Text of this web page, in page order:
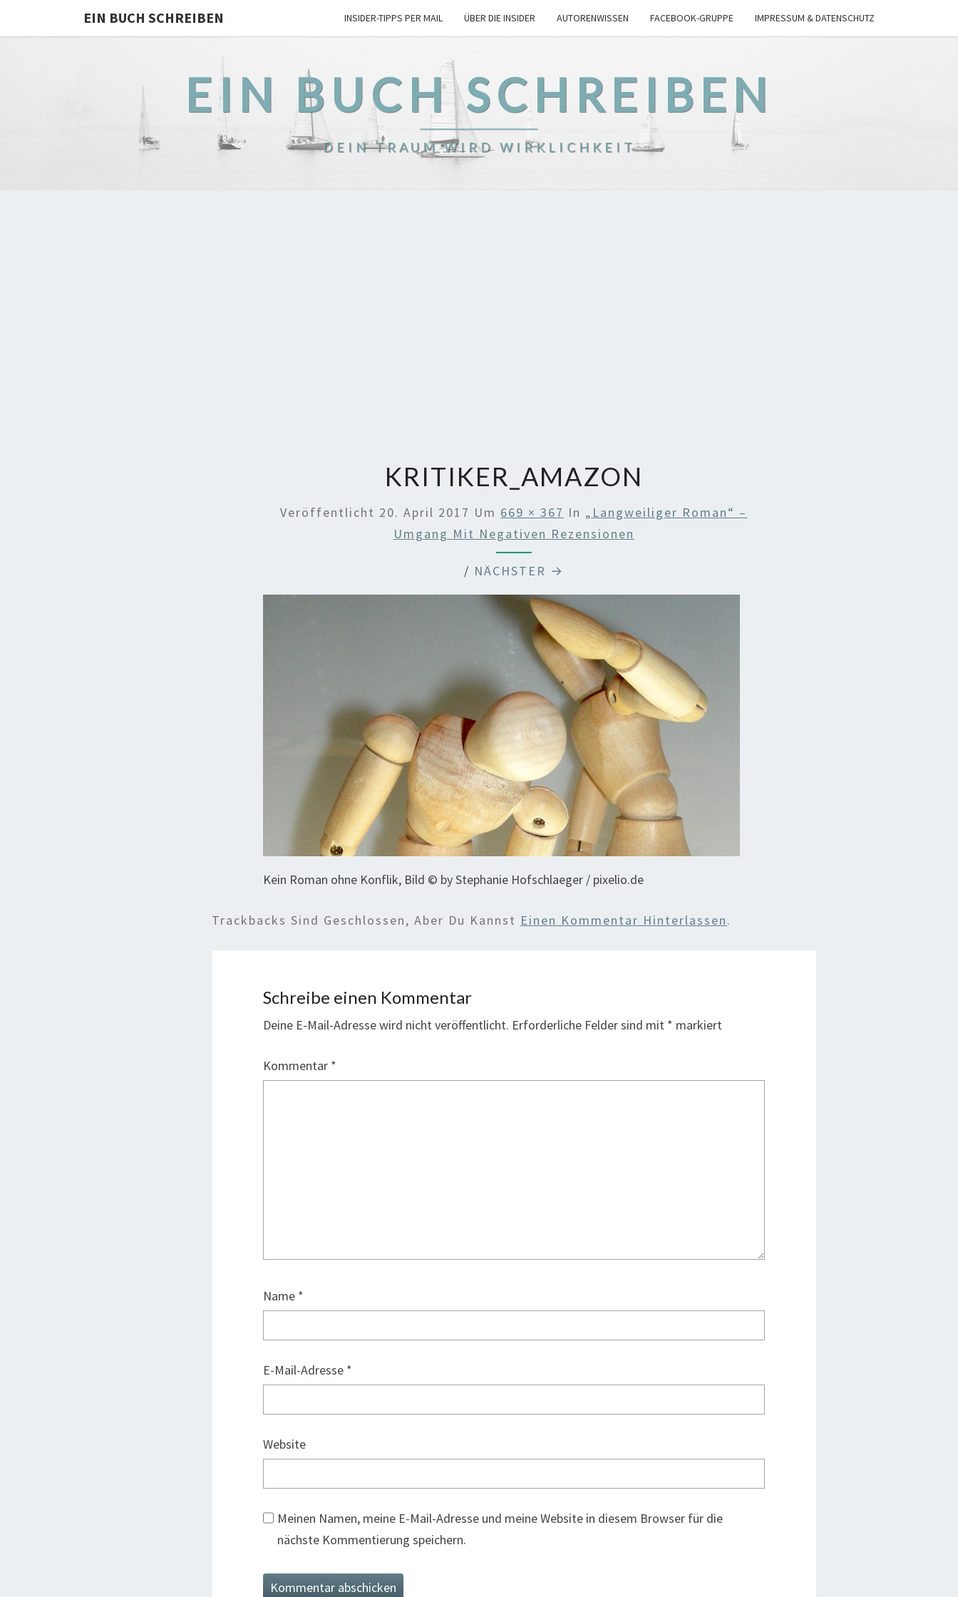
EIN BUCH SCHREIBEN INSIDER-TIPPS PER MAIL ÜBER DIE INSIDER AUTORENWISSEN FACEBOOK-GRUPPE IMPRESSUM & DATENSCHUTZ
EIN BUCH SCHREIBEN
DEIN TRAUM WIRD WIRKLICHKEIT
KRITIKER_AMAZON
Veröffentlicht 20. April 2017 Um 669 × 367 In „Langweiliger Roman“ –
Umgang Mit Negativen Rezensionen
/ NÄCHSTER →
Kein Roman ohne Konflik, Bild © by Stephanie Hofschlaeger / pixelio.de
Trackbacks Sind Geschlossen, Aber Du Kannst Einen Kommentar Hinterlassen.
Schreibe einen Kommentar
Deine E-Mail-Adresse wird nicht veröffentlicht. Erforderliche Felder sind mit * markiert
Kommentar *
Name *
E-Mail-Adresse *
Website
Meinen Namen, meine E-Mail-Adresse und meine Website in diesem Browser für die
nächste Kommentierung speichern.